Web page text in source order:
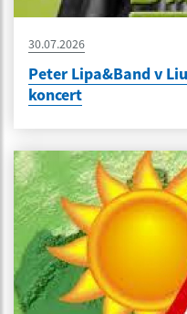
30.07.2026
Peter Lipa&Band v
koncert